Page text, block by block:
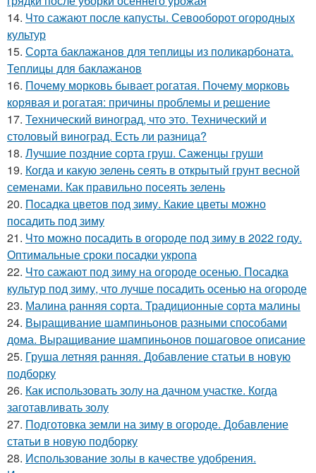
14. Что сажают после капусты. Севооборот огородных
культур
15. Сорта баклажанов для теплицы из поликарбоната.
Теплицы для баклажанов
16. Почему морковь бывает рогатая. Почему морковь
корявая и рогатая: причины проблемы и решение
17. Технический виноград, что это. Технический и
столовый виноград. Есть ли разница?
18. Лучшие поздние сорта груш. Саженцы груши
19. Когда и какую зелень сеять в открытый грунт весной
семенами. Как правильно посеять зелень
20. Посадка цветов под зиму. Какие цветы можно
посадить под зиму
21. Что можно посадить в огороде под зиму в 2022 году.
Оптимальные сроки посадки укропа
22. Что сажают под зиму на огороде осенью. Посадка
культур под зиму, что лучше посадить осенью на огороде
23. Малина ранняя сорта. Традиционные сорта малины
24. Выращивание шампиньонов разными способами
дома. Выращивание шампиньонов пошаговое описание
25. Груша летняя ранняя. Добавление статьи в новую
подборку
26. Как использовать золу на дачном участке. Когда
заготавливать золу
27. Подготовка земли на зиму в огороде. Добавление
статьи в новую подборку
28. Использование золы в качестве удобрения.